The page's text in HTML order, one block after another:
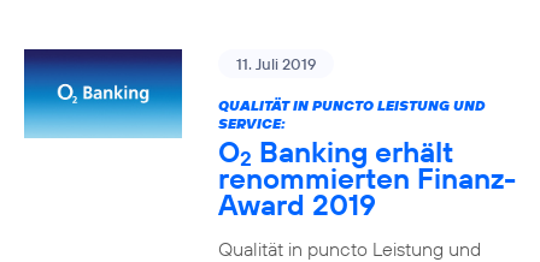
11. Juli 2019
QUALITÄT IN PUNCTO LEISTUNG UND
SERVICE:
O2 Banking erhält
renommierten Finanz-
Award 2019
Qualität in puncto Leistung und